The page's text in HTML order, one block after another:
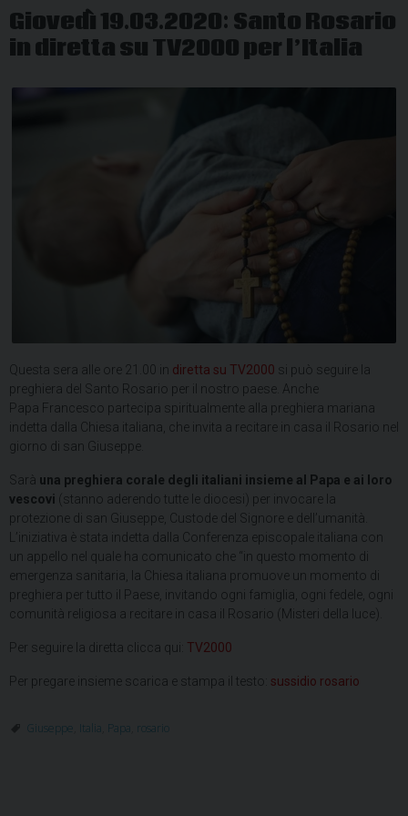
Giovedì 19.03.2020: Santo Rosario
in diretta su TV2000 per l’Italia
Questa sera alle ore 21.00 in diretta su TV2000 si può seguire la
preghiera del Santo Rosario per il nostro paese. Anche
Papa Francesco partecipa spiritualmente alla preghiera mariana
indetta dalla Chiesa italiana, che invita a recitare in casa il Rosario nel
giorno di san Giuseppe.
Sarà una preghiera corale degli italiani insieme al Papa e ai loro
vescovi (stanno aderendo tutte le diocesi) per invocare la
protezione di san Giuseppe, Custode del Signore e dell’umanità.
L’iniziativa è stata indetta dalla Conferenza episcopale italiana con
un appello nel quale ha comunicato che “in questo momento di
emergenza sanitaria, la Chiesa italiana promuove un momento di
preghiera per tutto il Paese, invitando ogni famiglia, ogni fedele, ogni
comunità religiosa a recitare in casa il Rosario (Misteri della luce).
Per seguire la diretta clicca qui: TV2000
Per pregare insieme scarica e stampa il testo: sussidio rosario
Giuseppe Italia Papa rosario